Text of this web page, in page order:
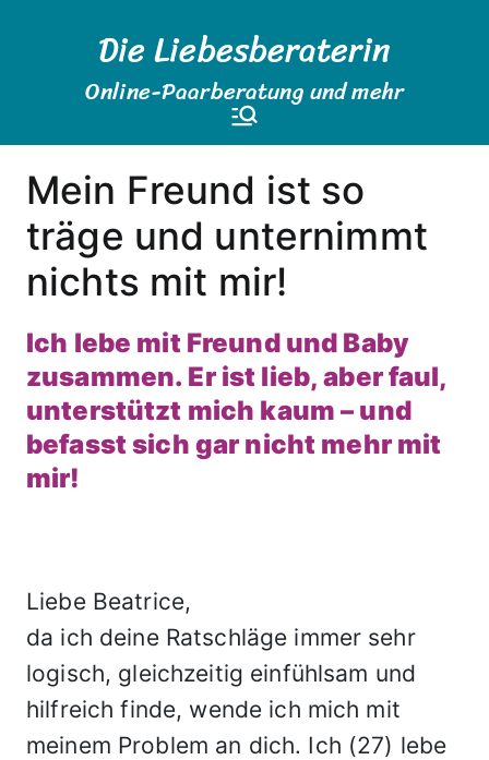
Die Liebesberaterin
Online-Paarberatung und mehr
Mein Freund ist so
träge und unternimmt
nichts mit mir!
Ich lebe mit Freund und Baby
zusammen. Er ist lieb, aber faul,
unterstützt mich kaum – und
befasst sich gar nicht mehr mit
mir!
Liebe Beatrice,
da ich deine Ratschläge immer sehr
logisch, gleichzeitig einfühlsam und
hilfreich finde, wende ich mich mit
meinem Problem an dich. Ich (27) lebe